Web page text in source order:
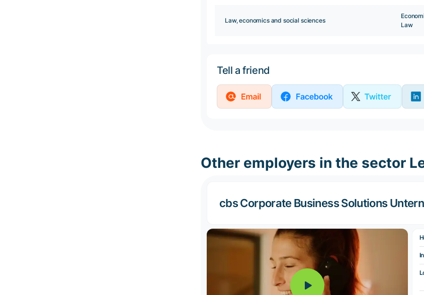
Law, economics and social sciences
Law
Tell a friend
Other employers in the sector
cbs Corporate Business Solutions